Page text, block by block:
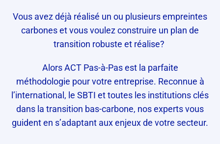
Vous avez déjà réalisé un ou plusieurs empreintes
carbones et vous voulez construire un plan de
transition robuste et réalise?
Alors ACT Pas-à-Pas est la parfaite
méthodologie pour votre entreprise. Reconnue à
l’international, le SBTI et toutes les institutions clés
dans la transition bas-carbone, nos experts vous
guident en s’adaptant aux enjeux de votre secteur.